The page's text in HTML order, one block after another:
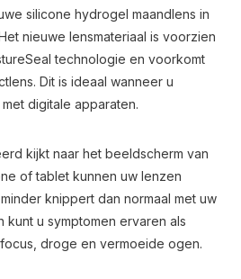
silicone hydrogel maandlens in
nieuwe lensmateriaal is voorzien
technologie en voorkomt
Dit is ideaal wanneer u
digitale apparaten.
kijkt naar het beeldscherm van
of tablet kunnen uw lenzen
knippert dan normaal met uw
kunt u symptomen ervaren als
droge en vermoeide ogen.